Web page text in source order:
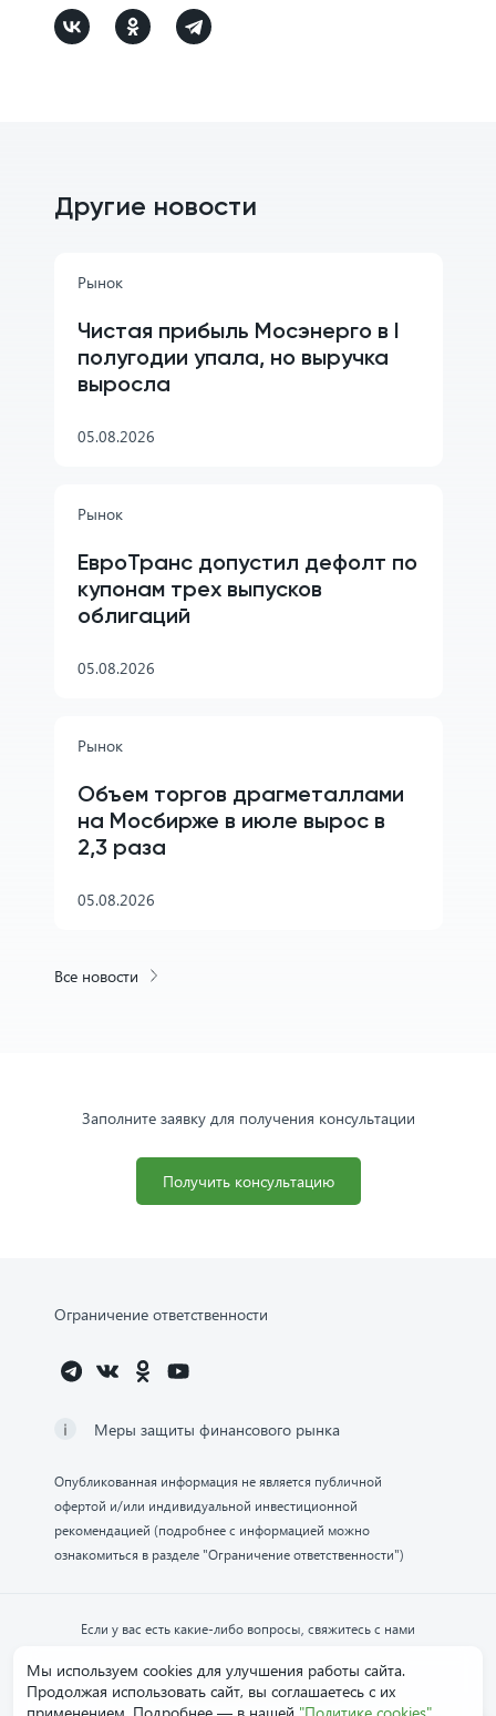
Другие новости
Рынок
Чистая прибыль Мосэнерго в I
полугодии упала, но выручка
выросла
05.08.2026
Рынок
ЕвроТранс допустил дефолт по
купонам трех выпусков
облигаций
05.08.2026
Рынок
Объем торгов драгметаллами
на Мосбирже в июле вырос в
2,3 раза
05.08.2026
Все новости
Заполните заявку для получения консультации
Получить консультацию
Ограничение ответственности
Меры защиты финансового рынка
Опубликованная информация не является публичной
офертой и/или индивидуальной инвестиционной
рекомендацией (подробнее с информацией можно
ознакомиться в разделе "Ограничение ответственности")
Если у вас есть какие-либо вопросы, свяжитесь с нами
Обратиться в компанию
Мы используем cookies для улучшения работы сайта.
Продолжая использовать сайт, вы соглашаетесь с их